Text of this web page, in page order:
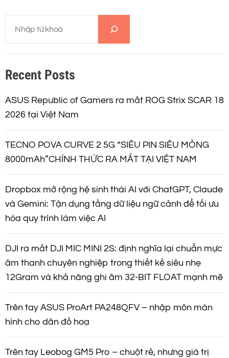
m
i
m
Recent Posts
ASUS Republic of Gamers ra mắt ROG Strix SCAR 18
2026 tại Việt Nam
TECNO POVA CURVE 2 5G “SIÊU PIN SIÊU MỎNG
8000mAh”CHÍNH THỨC RA MẮT TẠI VIỆT NAM
Dropbox mở rộng hệ sinh thái AI với ChatGPT, Claude
và Gemini: Tận dụng tầng dữ liệu ngữ cảnh để tối ưu
hóa quy trình làm việc AI
DJI ra mắt DJI MIC MINI 2S: định nghĩa lại chuẩn mực
âm thanh chuyên nghiệp trong thiết kế siêu nhẹ
12Gram và khả năng ghi âm 32-BIT FLOAT mạnh mẽ
Trên tay ASUS ProArt PA248QFV – nhập môn màn
hình cho dân đồ hoạ
Trên tay Leobog GM5 Pro – chuột rẻ, nhưng giá trị